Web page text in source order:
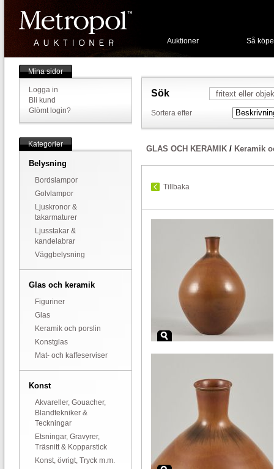
Auktioner Så
Mina sidor
Logga in
Bli kund
Glömt login?
Kategorier
Belysning
Bordslampor
Golvlampor
Ljuskronor &
takarmaturer
Ljusstakar &
kandelabrar
Väggbelysning
Glas och keramik
Figuriner
Glas
Keramik och porslin
Konstglas
Mat- och kaffeserviser
Konst
Akvareller, Gouacher,
Blandtekniker &
Teckningar
Etsningar, Gravyrer,
Träsnitt & Kopparstick
Konst, övrigt, Tryck m.m.
Sök
Sortera efter
GLAS OCH KERAMIK / Keramik
Tillbaka